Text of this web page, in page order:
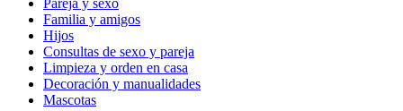
Pareja y sexo
Familia y amigos
Hijos
Consultas de sexo y pareja
Limpieza y orden en casa
Decoración y manualidades
Mascotas